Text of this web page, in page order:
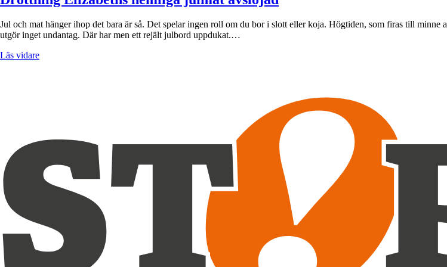
Jul och mat hänger ihop det bara är så. Det spelar ingen roll om du bor i slott eller koja. Högtiden, som firas till
utgör inget undantag. Där har men ett rejält julbord uppdukat.…
Läs vidare